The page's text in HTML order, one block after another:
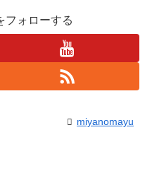
フォローする
miyanomayu